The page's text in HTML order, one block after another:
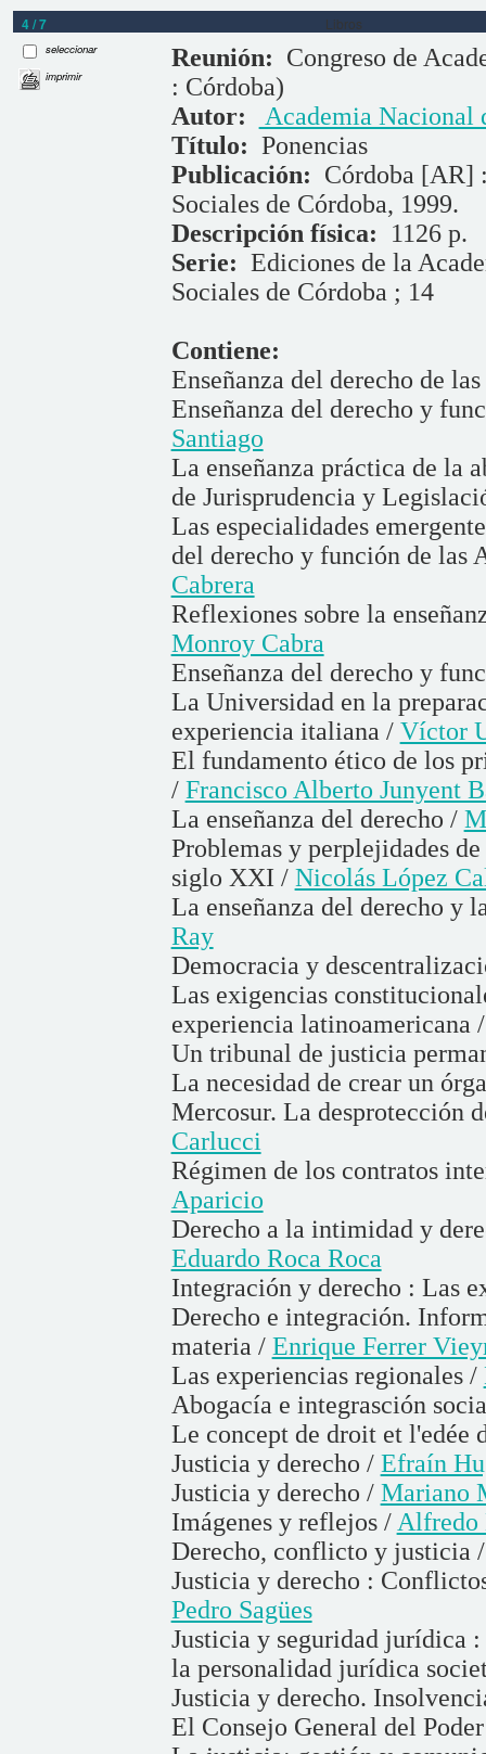
4 / 7 Libros
seleccionar
imprimir
Reunión: Congreso de
: Córdoba)
Autor:
Academia Nacional
Título: Ponencias
Publicación: Córdoba [AR]
Sociales de Córdoba, 1999.
Descripción física: 1126 p.
Serie: Ediciones de la
Sociales de Córdoba ; 14
Contiene:
Enseñanza del derecho de
Enseñanza del derecho y
Santiago
La enseñanza práctica de la
de Jurisprudencia y
Las especialidades
del derecho y función de las
Cabrera
Reflexiones sobre la
Monroy Cabra
Enseñanza del derecho y
La Universidad en la
experiencia italiana / Víctor
El fundamento ético de los
/ Francisco Alberto Junyent
La enseñanza del derecho /
Problemas y perplejidades
siglo XXI / Nicolás López
La enseñanza del derecho y
Ray
Democracia y
Las exigencias
experiencia latinoamericana
Un tribunal de justicia
La necesidad de crear un
Mercosur. La desprotección
Carlucci
Régimen de los contratos
Aparicio
Derecho a la intimidad y
Eduardo Roca Roca
Integración y derecho : Las
Derecho e integración.
materia / Enrique Ferrer
Las experiencias regionales /
Abogacía e integrasción
Le concept de droit et l'edée
Justicia y derecho / Efraín
Justicia y derecho / Mariano
Imágenes y reflejos / Alfredo
Derecho, conflicto y justicia
Justicia y derecho :
Pedro Sagües
Justicia y seguridad jurídica
la personalidad jurídica
Justicia y derecho.
El Consejo General del